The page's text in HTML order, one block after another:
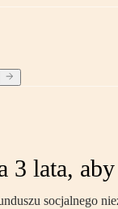
3 lata,
socjalnego